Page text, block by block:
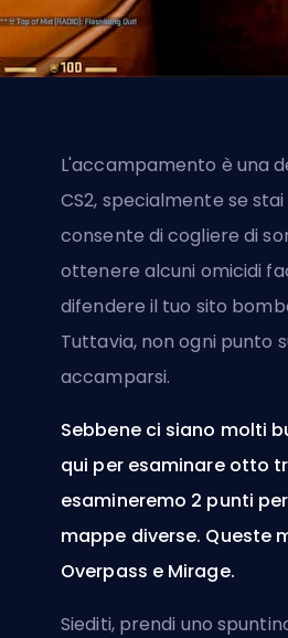
L'accampamento è una
CS2, specialmente se
consente di cogliere di
ottenere alcuni omicidi
difendere il tuo sito
Tuttavia, non ogni punto
accamparsi.
Sebbene ci siano molti
qui per esaminare otto
esamineremo 2 punti
mappe diverse. Queste
Overpass e Mirage.
Siediti, prendi uno